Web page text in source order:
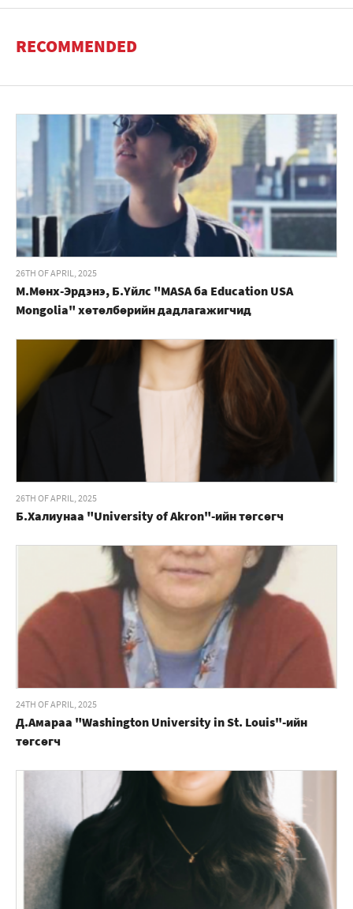
RECOMMENDED
26TH OF APRIL, 2025
М.Мөнх-Эрдэнэ, Б.Үйлс "MASA ба Education USA
Mongolia" хөтөлбөрийн дадлагажигчид
26TH OF APRIL, 2025
Б.Халиунаа "University of Akron"-ийн төгсөгч
24TH OF APRIL, 2025
Д.Амараа "Washington University in St. Louis"-ийн
төгсөгч